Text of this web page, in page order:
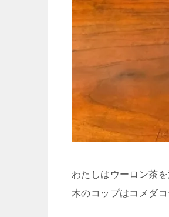
わたしはウーロン茶
木のコップはコメダ